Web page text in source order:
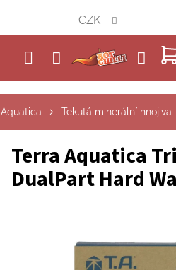
obsah
CZK
Tekutá minerální hnojiva
Terra Aquatica
DualPart Hard